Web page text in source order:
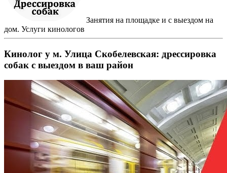
Занятия на площадке и с выездом на
дом. Услуги кинологов
Кинолог у м. Улица Скобелевская: дрессировка
собак с выездом в ваш район